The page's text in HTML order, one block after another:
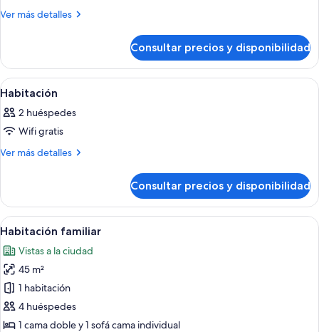
de
Ver más detalles
Más
Consultar precios y disponibilidad
Abrir
todas
las
fotos
de
Un balcón con una mesa, dos
5
Habitación
2 huéspedes
Wifi gratis
Ver más detalles
Más
Consultar precios y disponibilidad
Abrir
todas
las
fotos
de
Habitación
familiar
Una sala moderna con un sofá, una
4
Habitación familiar
Vistas a la ciudad
45 m²
1 habitación
4 huéspedes
1 cama doble y 1 sofá cama individual